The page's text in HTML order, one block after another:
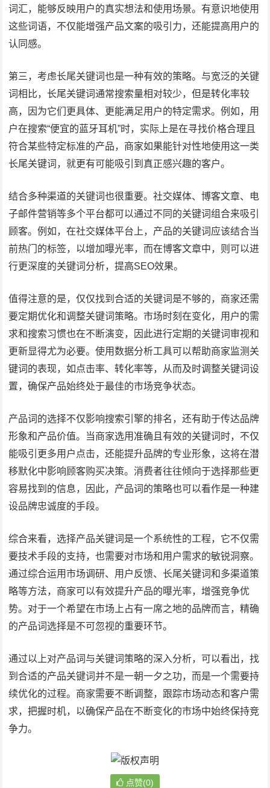
词汇，能够反映用户的真实想法和使用场景。有意识地使用
这些词语，不仅能增强产品文案的吸引力，还能提高用户的
认同感。
第三，考虑长尾关键词也是一种有效的策略。与宽泛的关键
词相比，长尾关键词通常搜索量相对较少，但是转化率较
高，因为它们更具体、更能满足用户的特定需求。例如，用
户在搜索“便宜的蓝牙耳机”时，实际上是在寻找价格合理且
符合某些特定标准的产品，商家如果能针对性地使用这一类
长尾关键词，就更有可能吸引到真正感兴趣的客户。
结合多种渠道的关键词也很重要。社交媒体、博客文章、电
子邮件营销等多个平台都可以通过不同的关键词组合来吸引
顾客。例如，在社交媒体平台上，产品的关键词应该结合当
前热门的标签，以增加曝光率，而在博客文章中，则可以进
行更深度的关键词分析，提高SEO效果。
值得注意的是，仅仅找到合适的关键词是不够的，商家还需
要定期优化和调整关键词策略。市场时刻在变化，用户的需
求和搜索习惯也在不断演变，因此进行定期的关键词审视和
更新显得尤为必要。使用数据分析工具可以帮助商家监测关
键词的表现，如点击率、转化率等，从而及时调整关键词设
置，确保产品始终处于最佳的市场竞争状态。
产品词的选择不仅影响搜索引擎的排名，还有助于传达品牌
形象和产品价值。当商家选用准确且有效的关键词时，不仅
能吸引更多用户点击，还能提升品牌的专业形象，这将在潜
移默化中影响顾客购买决策。消费者往往倾向于选择那些更
容易找到的信息，因此，产品词的策略也可以看作是一种建
设品牌忠诚度的手段。
综合来看，选择产品关键词是一个系统性的工程，它不仅需
要技术手段的支持，也需要对市场和用户需求的敏锐洞察。
通过综合运用市场调研、用户反馈、长尾关键词和多渠道策
略等方法，商家可以有效提升产品的曝光率，增强竞争优
势。对于一个希望在市场上占有一席之地的品牌而言，精确
的产品词选择是不可忽视的重要环节。
通过以上对产品词与关键词策略的深入分析，可以看出，找
到合适的产品关键词并不是一朝一夕之功，而是一个需要持
续优化的过程。商家需要不断调整，跟踪市场动态和客户需
求，把握时机，以确保产品在不断变化的市场中始终保持竞
争力。
点赞(0)